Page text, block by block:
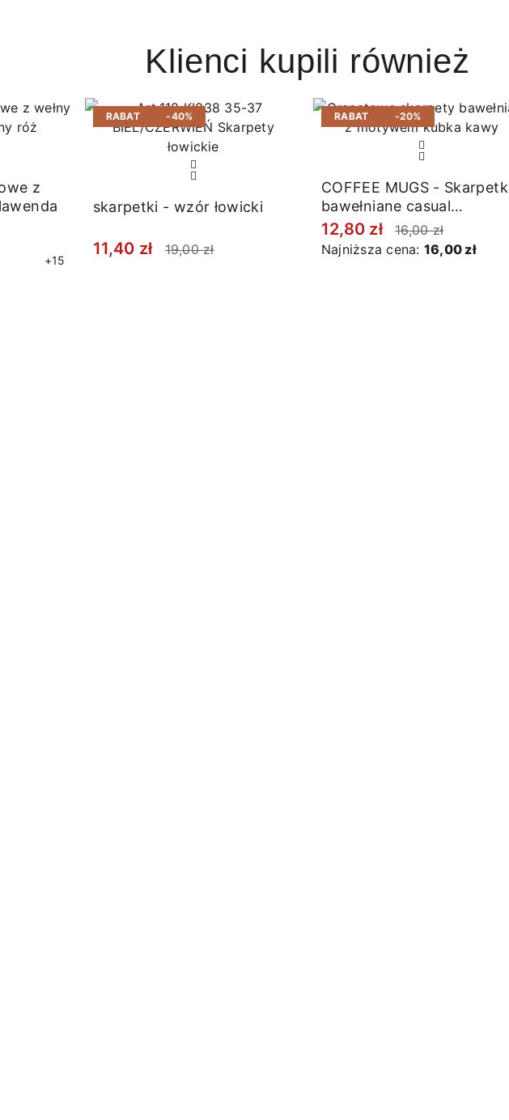
Klienci kupili również
z
+15
RABAT -40%
skarpetki - wzór łowicki
11,40 zł 19,00 zł
RABAT -20%
COFFEE MUGS -
bawełniane casual
granatowe
12,80 zł
16,00 zł
Najniższa cena: 16,00 zł